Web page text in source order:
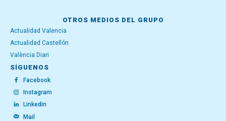
OTROS MEDIOS DEL GRUPO
Actualidad Valencia
Actualidad Castellón
València Diari
SÍGUENOS
Facebook
Instagram
Linkedin
Mail